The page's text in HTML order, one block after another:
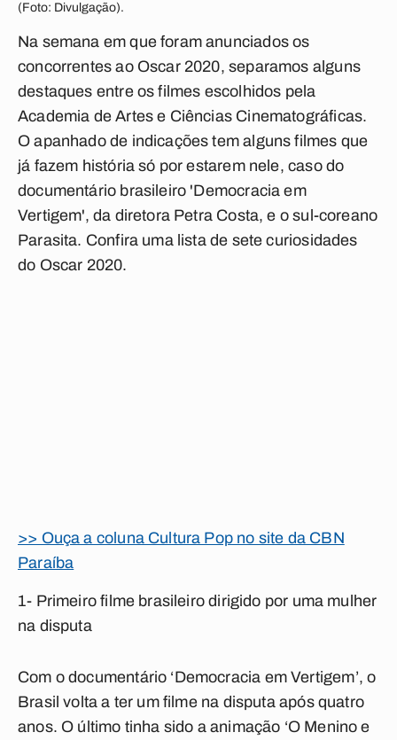
(Foto: Divulgação).
Na semana em que foram anunciados os
concorrentes ao Oscar 2020, separamos alguns
destaques entre os filmes escolhidos pela
Academia de Artes e Ciências Cinematográficas.
O apanhado de indicações tem alguns filmes que
já fazem história só por estarem nele, caso do
documentário brasileiro 'Democracia em
Vertigem', da diretora Petra Costa, e o sul-coreano
Parasita. Confira uma lista de sete curiosidades
do Oscar 2020.
>> Ouça a coluna Cultura Pop no site da CBN
Paraíba
1- Primeiro filme brasileiro dirigido por uma mulher
na disputa
Com o documentário ‘Democracia em Vertigem’, o
Brasil volta a ter um filme na disputa após quatro
anos. O último tinha sido a animação ‘O Menino e